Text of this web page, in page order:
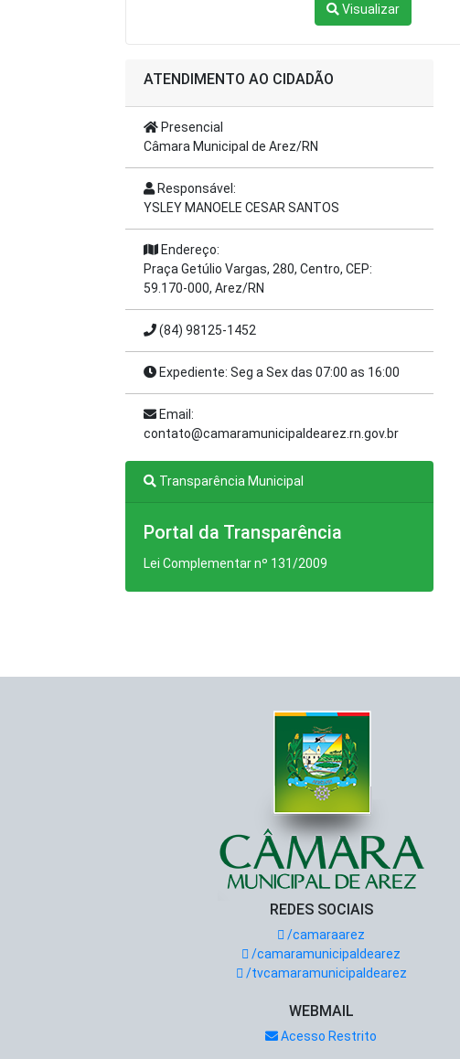
Visualizar
ATENDIMENTO AO CIDADÃO
Presencial
Câmara Municipal de Arez/RN
Responsável:
YSLEY MANOELE CESAR SANTOS
Endereço:
Praça Getúlio Vargas, 280, Centro, CEP:
59.170-000, Arez/RN
(84) 98125-1452
Expediente: Seg a Sex das 07:00 as 16:00
Email:
contato@camaramunicipaldearez.rn.gov.br
Transparência Municipal
Portal da Transparência
Lei Complementar nº 131/2009
REDES SOCIAIS
/camaraarez
/camaramunicipaldearez
/tvcamaramunicipaldearez
WEBMAIL
Acesso Restrito